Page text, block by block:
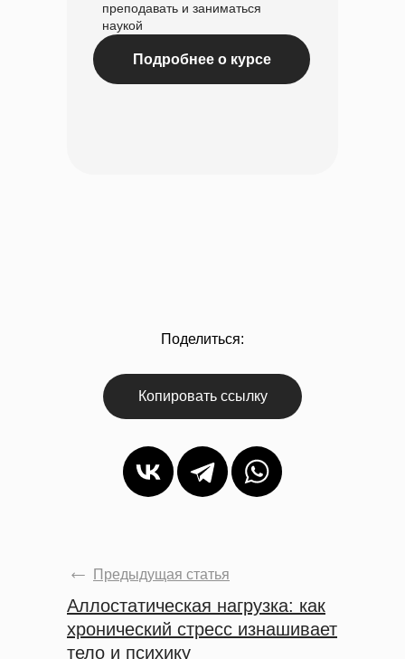
преподавать и заниматься
наукой
Подробнее о курсе
Поделиться:
Копировать ссылку
Аллостатическая нагрузка: как
хронический стресс изнашивает
тело и психику
Предыдущая статья